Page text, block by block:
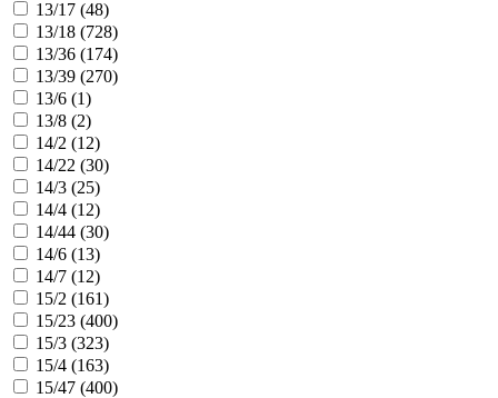
13/17 (48)
13/18 (728)
13/36 (174)
13/39 (270)
13/6 (1)
13/8 (2)
14/2 (12)
14/22 (30)
14/3 (25)
14/4 (12)
14/44 (30)
14/6 (13)
14/7 (12)
15/2 (161)
15/23 (400)
15/3 (323)
15/4 (163)
15/47 (400)